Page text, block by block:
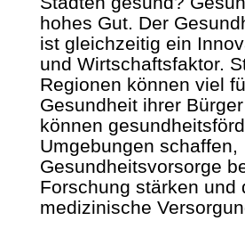
hohes Gut. Der
ist gleichzeitig ein
und Wirtschaftsfaktor.
Regionen können viel
Gesundheit ihrer
können
Umgebungen schaffen,
Gesundheitsvorsorge
Forschung stärken und
medizinische